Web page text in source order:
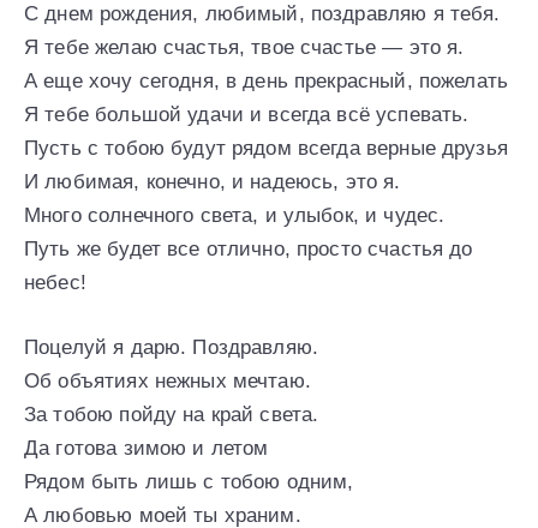
С днем рождения, любимый, поздравляю я тебя.
Я тебе желаю счастья, твое счастье — это я.
А еще хочу сегодня, в день прекрасный, пожелать
Я тебе большой удачи и всегда всё успевать.
Пусть с тобою будут рядом всегда верные друзья
И любимая, конечно, и надеюсь, это я.
Много солнечного света, и улыбок, и чудес.
Путь же будет все отлично, просто счастья до
небес!
Поцелуй я дарю. Поздравляю.
Об объятиях нежных мечтаю.
За тобою пойду на край света.
Да готова зимою и летом
Рядом быть лишь с тобою одним,
А любовью моей ты храним.